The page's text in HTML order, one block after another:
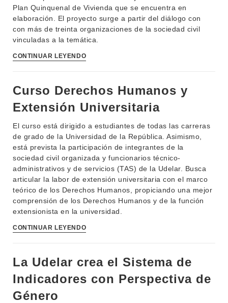
DEPARTAMENTOS
ENSEÑANZA
INVESTIGACIÓN
EXTENSIÓN
SERVICIOS
LLAMADOS
CONTACTO
OFERTA DE GRADO
POSGRADOS
EDUCACIÓN PERMANENTE
MOVILIDAD ACADÉMICA
BIBLIOTECA
Plan Quinquenal de Vivienda que se encuentra en
elaboración. El proyecto surge a partir del diálogo con
con más de treinta organizaciones de la sociedad civil
vinculadas a la temática.
CONTINUAR LEYENDO
Curso Derechos Humanos y
Extensión Universitaria
El curso está dirigido a estudiantes de todas las carreras
de grado de la Universidad de la República. Asimismo,
está prevista la participación de integrantes de la
sociedad civil organizada y funcionarios técnico-
administrativos y de servicios (TAS) de la Udelar. Busca
articular la labor de extensión universitaria con el marco
teórico de los Derechos Humanos, propiciando una mejor
comprensión de los Derechos Humanos y de la función
extensionista en la universidad.
CONTINUAR LEYENDO
La Udelar crea el Sistema de
Indicadores con Perspectiva de
Género